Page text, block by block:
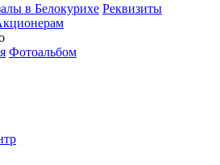
в Белокурихе Реквизиты
Фотоальбом